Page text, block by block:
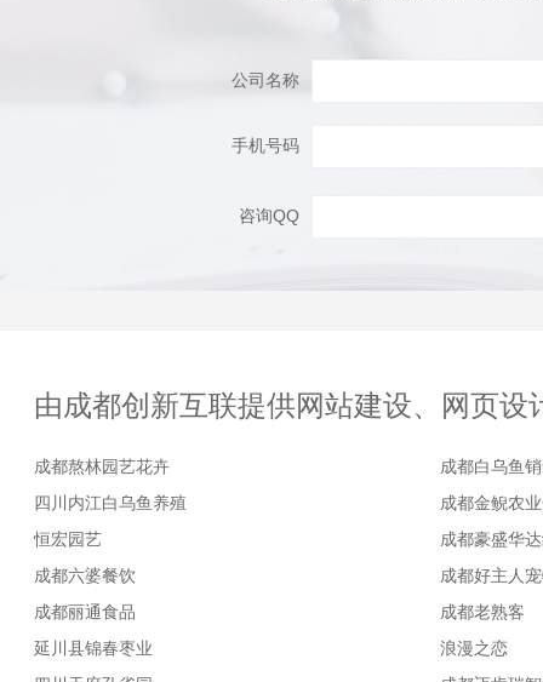
公司名称
手机号码
咨询QQ
由成都创新互联提供网站建设、网页设
成都熬林园艺花卉
成都白乌鱼
四川内江白乌鱼养殖
成都金鲵农
恒宏园艺
成都豪盛华
成都六婆餐饮
成都好主人
成都丽通食品
成都老熟客
延川县锦春枣业
浪漫之恋